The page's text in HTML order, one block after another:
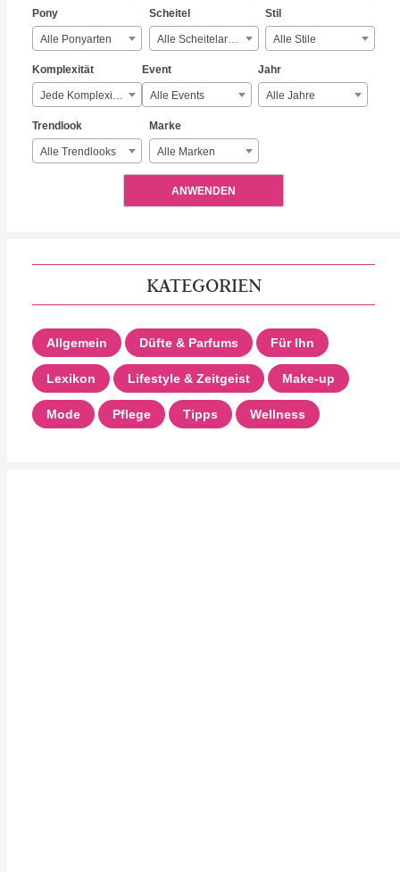
Pony
Alle Ponyarten
Scheitel
Alle Scheitelarten
Stil
Alle Stile
Komplexität
Jede Komplexität
Event
Alle Events
Jahr
Alle Jahre
Trendlook
Alle Trendlooks
Marke
Alle Marken
ANWENDEN
KATEGORIEN
Allgemein Düfte & Parfums Für Ihn
Lexikon Lifestyle & Zeitgeist Make-up
Mode Pflege Tipps Wellness